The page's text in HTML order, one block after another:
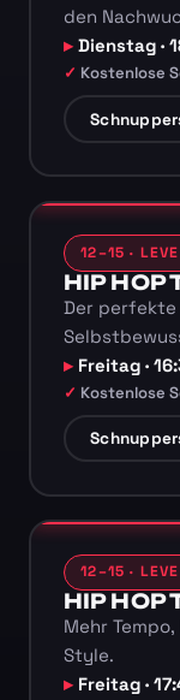
den
Dienstag ·
Kostenlose
12–15 ·
HIP HOP
Der perfekte
Freitag ·
Kostenlose
12–15 ·
HIP HOP
Mehr
Style.
Freitag ·